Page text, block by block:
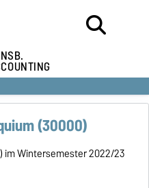
(30000)
im Wintersemester 2022/23